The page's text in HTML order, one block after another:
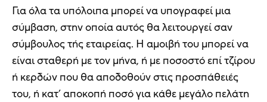
Για όλα τα υπόλοιπα μπορεί να υπογραφεί μια
σύμβαση, στην οποία αυτός θα λειτουργεί σαν
σύμβουλος τής εταιρείας. Η αμοιβή του μπορεί να
είναι σταθερή με τον μήνα, ή με ποσοστό επί τζίρου
ή κερδών που θα αποδοθούν στις προσπάθειές
του, ή κατ’ αποκοπή ποσό για κάθε μεγάλο πελάτη